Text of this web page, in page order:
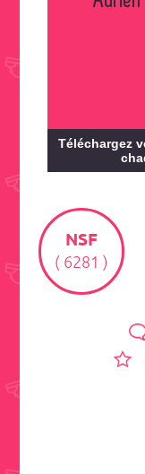
Téléchargez
NSF
( 6281 )